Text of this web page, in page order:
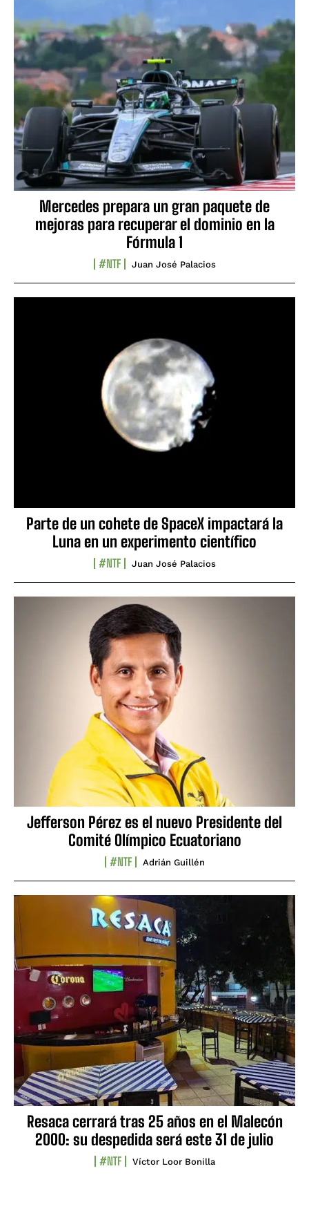
Mercedes prepara un gran paquete de
mejoras para recuperar el dominio en la
Fórmula 1
#NTF Juan José Palacios
Parte de un cohete de SpaceX impactará la
Luna en un experimento científico
#NTF Juan José Palacios
Jefferson Pérez es el nuevo Presidente del
Comité Olímpico Ecuatoriano
#NTF Adrián Guillén
Resaca cerrará tras 25 años en el Malecón
2000: su despedida será este 31 de julio
#NTF Víctor Loor Bonilla